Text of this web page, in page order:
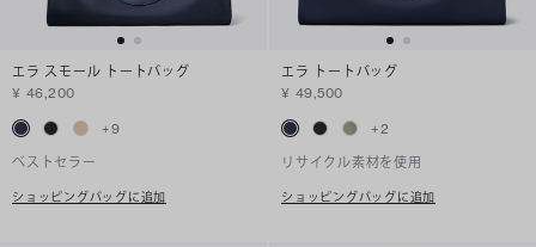
エラ スモール トートバッグ
¥ 46,200
+9
ベストセラー
ショッピングバッグに追加
エラ トートバッグ
¥ 49,500
+2
リサイクル素材を使用
ショッピングバッグに追加